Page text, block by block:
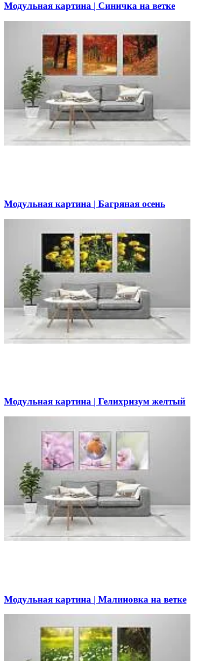
Модульная картина | Синичка на ветке
Модульная картина | Багряная осень
Модульная картина | Гелихризум желтый
Модульная картина | Малиновка на ветке